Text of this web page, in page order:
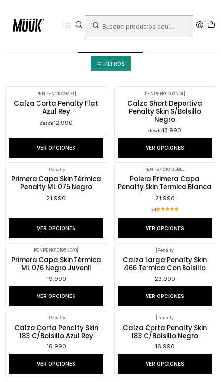
Primeras capas y compresión
FILTROS
PENPEN01009AZL
Calza Corta Penalty Flat
Azul Rey
desde12.990
VER OPCIONES
PENPEN01009NGL
Calza Short Deportiva
Penalty Skin S/Bolsillo
Negro
desde13.990
VER OPCIONES
Penalty
Primera Capa Skin Térmica
Penalty ML 075 Negro
21.990
VER OPCIONES
PENPEN010195BLL
Polera Primera Capa
Penalty Skin Termica Blanca
21.990
5.0
VER OPCIONES
PENPEN010195NG10
Primera Capa Skin Térmica
ML 076 Negro Juvenil
19.990
VER OPCIONES
Penalty
Calza Larga Penalty Skin
466 Termica Con Bolsillo
23.990
VER OPCIONES
Penalty
Calza Corta Penalty Skin
183 C/Bolsillo Azul Rey
16.990
VER OPCIONES
Penalty
Calza Corta Penalty Skin
183 C/Bolsillo Negro
16.990
VER OPCIONES